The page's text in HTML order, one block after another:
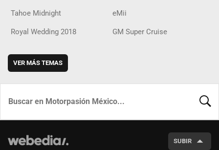
Tahoe Midnight eMii
Royal Wedding 2018 GM Super Cruise
VER MÁS TEMAS
SUBIR